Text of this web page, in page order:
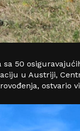
50
u Austriji,
ostvario